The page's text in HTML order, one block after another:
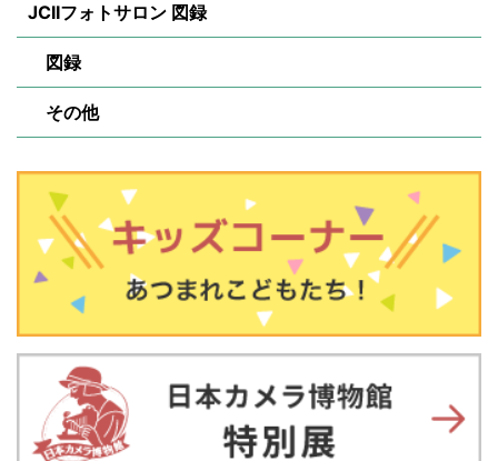
JCIIフォトサロン 図録
図録
その他